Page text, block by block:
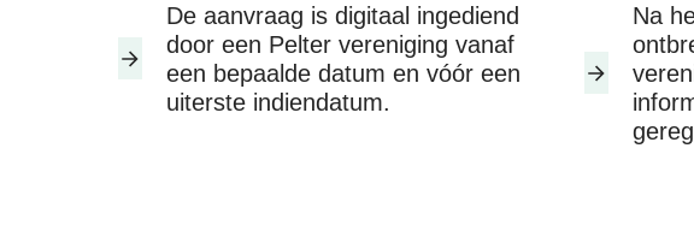
De aanvraag is digitaal ingediend
door een Pelter vereniging vanaf
een bepaalde datum en vóór een
uiterste indiendatum.
Na